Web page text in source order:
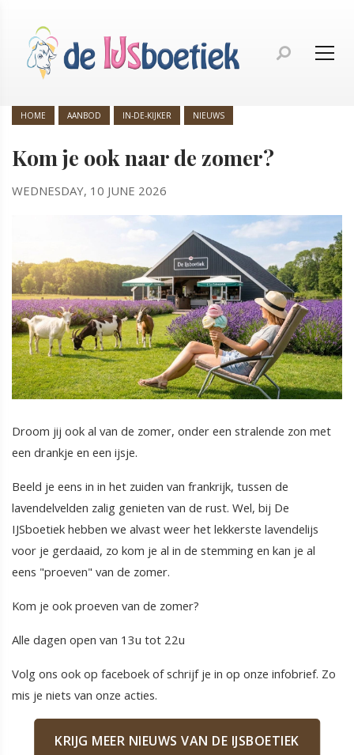
HOME AANBOD IN-DE-KIJKER NIEUWS
Kom je ook naar de zomer?
WEDNESDAY, 10 JUNE 2026
Droom jij ook al van de zomer, onder een stralende zon met
een drankje en een ijsje.
Beeld je eens in in het zuiden van frankrijk, tussen de
lavendelvelden zalig genieten van de rust. Wel, bij De
IJSboetiek hebben we alvast weer het lekkerste lavendelijs
voor je gerdaaid, zo kom je al in de stemming en kan je al
eens "proeven" van de zomer.
Kom je ook proeven van de zomer?
Alle dagen open van 13u tot 22u
Volg ons ook op faceboek of schrijf je in op onze infobrief. Zo
mis je niets van onze acties.
KRIJG MEER NIEUWS VAN DE IJSBOETIEK